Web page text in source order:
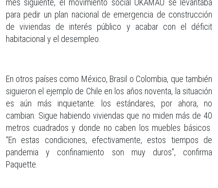
mes siguiente, el movimiento social UKAMAU se levantaba
para pedir un plan nacional de emergencia de construcción
de viviendas de interés público y acabar con el déficit
habitacional y el desempleo.
En otros países como México, Brasil o Colombia, que también
siguieron el ejemplo de Chile en los años noventa, la situación
es aún más inquietante: los estándares, por ahora, no
cambian. Sigue habiendo viviendas que no miden más de 40
metros cuadrados y donde no caben los muebles básicos.
“En estas condiciones, efectivamente, estos tiempos de
pandemia y confinamiento son muy duros”, confirma
Paquette.